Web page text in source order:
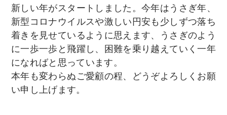
新しい年がスタートしました。今年はうさぎ年、
新型コロナウイルスや激しい円安も少しずつ落ち
着きを見せているように思えます、うさぎのよう
に一歩一歩と飛躍し、困難を乗り越えていく一年
になればと思っています。
本年も変わらぬご愛顧の程、どうぞよろしくお願
い申し上げます。